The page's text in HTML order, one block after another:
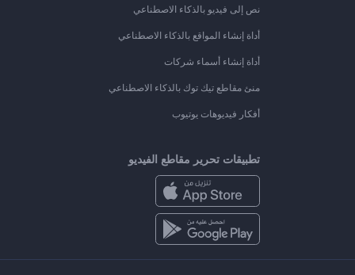
نص إلى فيديو بالذكاء الاصطناعي
أداة إنشاء المواقع بالذكاء الاصطناعي
أداة إنشاء أسماء شركات
منئ مقاطع تيك توك بالذكاء الاصطناعي
أفكار فيديوهات يوتيوب
تطبيقات تحرير مقاطع الفيديو